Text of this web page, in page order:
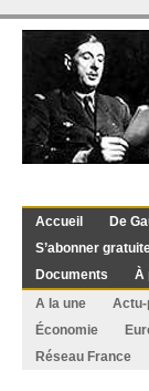
Accueil De
S’abonner
Documents
À
A la une
Actu-
Économie
Réseau France